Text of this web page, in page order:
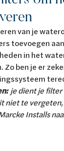
van je
toevoegen
in het
Zo ben je er
je dient je filter
niet te
Installs